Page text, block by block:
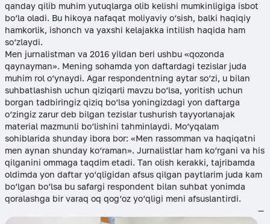
qanday qilib muhim yutuqlarga olib kelishi mumkinligiga isbot
bo‘la oladi. Bu hikoya nafaqat moliyaviy o‘sish, balki haqiqiy
hamkorlik, ishonch va yaxshi kelajakka intilish haqida ham
so‘zlaydi.
Men jurnalistman va 2016 yildan beri ushbu «qozonda
qaynayman». Mening sohamda yon daftardagi tezislar juda
muhim rol o‘ynaydi. Agar respondentning aytar so‘zi, u bilan
suhbatlashish uchun qiziqarli mavzu bo‘lsa, yoritish uchun
borgan tadbiringiz qiziq bo‘lsa yoningizdagi yon daftarga
o‘zingiz zarur deb bilgan tezislar tushurish tayyorlanajak
material mazmunli bo‘lishini tahminlaydi. Mo‘yqalam
sohiblarida shunday ibora bor: «Men rassomman va haqiqatni
men aynan shunday ko‘raman». Jurnalistlar ham ko‘rgani va his
qilganini ommaga taqdim etadi. Tan olish kerakki, tajribamda
oldimda yon daftar yo‘qligidan afsus qilgan paytlarim juda kam
bo‘lgan bo‘lsa bu safargi respondent bilan suhbat yonimda
qoralashga bir varaq oq qog‘oz yo‘qligi meni afsuslantirdi.
—